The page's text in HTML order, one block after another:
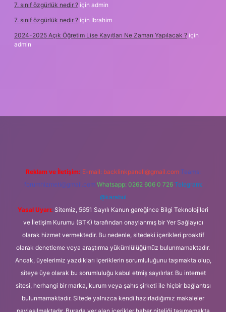
7. sınıf özgürlük nedir ? için admin
7. sınıf özgürlük nedir ? için İbrahim
2024-2025 Açık Öğretim Lise Kayıtları Ne Zaman Yapılacak ? için
admin
Reklam ve İletişim: E-mail: backlinkpaneli@gmail.com Teams:
forumhizmeti@gmail.com Whatsapp: 0262 606 0 726 Telegram:
@karabul
Yasal Uyarı: Sitemiz, 5651 Sayılı Kanun gereğince Bilgi Teknolojileri
ve İletişim Kurumu (BTK) tarafından onaylanmış bir Yer Sağlayıcı
olarak hizmet vermektedir. Bu nedenle, sitedeki içerikleri proaktif
olarak denetleme veya araştırma yükümlülüğümüz bulunmamaktadır.
Ancak, üyelerimiz yazdıkları içeriklerin sorumluluğunu taşımakta olup,
siteye üye olarak bu sorumluluğu kabul etmiş sayılırlar. Bu internet
sitesi, herhangi bir marka, kurum veya şahıs şirketi ile hiçbir bağlantısı
bulunmamaktadır. Sitede yalnızca kendi hazırladığımız makaleler